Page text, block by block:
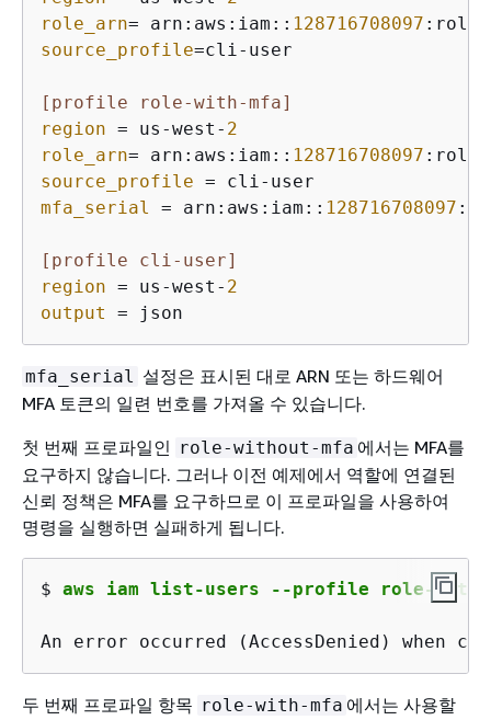
role_arn= arn:aws:iam:: 128716708097
source_profile=cli-user
[profile role-with-mfa]
region = us-west- 2
role_arn= arn:aws:iam:: 128716708097
source_profile
mfa_serial
= arn:aws:iam:: 128716708097
[profile cli-user]
region = us-west- 2
output
= json
mfa_serial 설정은 표시된 대로 ARN 또는 하드웨어
MFA 토큰의 일련 번호를 가져올 수 있습니다.
첫 번째 프로파일인 role-without-mfa 에서는 MFA를
요구하지 않습니다. 그러나 이전 예제에서 역할에 연결된
신뢰 정책은 MFA를 요구하므로 이 프로파일을 사용하여
명령을 실행하면 실패하게 됩니다.
$ aws iam list-users --profile role-
An error occurred (AccessDenied) when
두 번째 프로파일 항목 role-with-mfa 에서는 사용할